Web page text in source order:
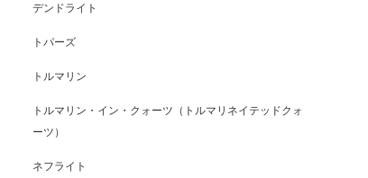
デンドライト
トパーズ
トルマリン
トルマリン・イン・クォーツ（トルマリネイテッドクォ
ーツ）
ネフライト